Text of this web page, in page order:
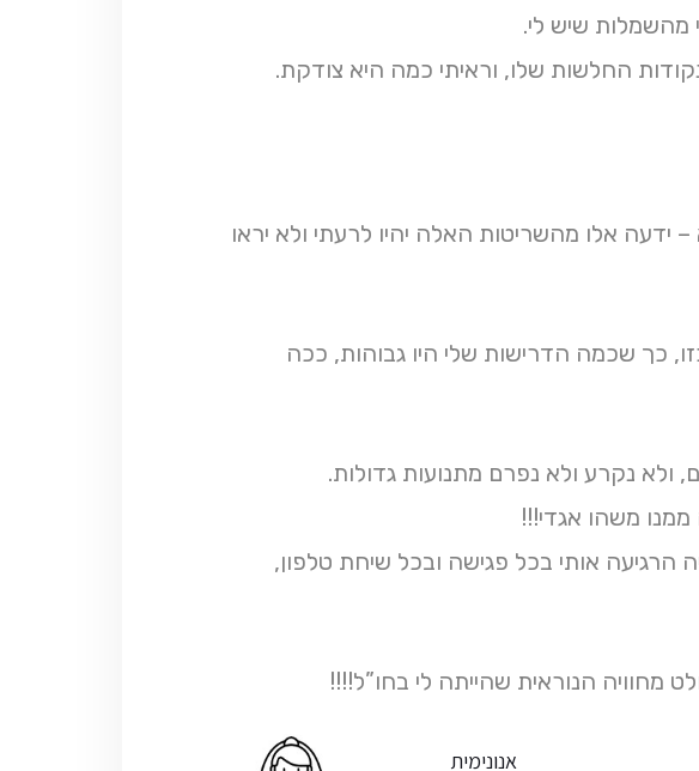
מהשמלות שיש לי.
החלשות שלו, וראיתי כמה היא צודקת.
אלו מהשריטות האלה יהיו לרעתי ולא יראו
כך שכמה הדרישות שלי היו גבוהות, ככה
ולא נקרע ולא נפרם מתנועות גדולות.
משהו אגדי!!!
אותי בכל פגישה ובכל שיחת טלפון,
מחוויה הנוראית שהייתה לי בחו”ל!!!!
אנונימית